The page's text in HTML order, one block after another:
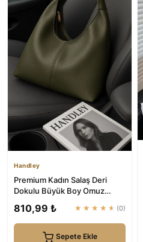
Handley
Premium Kadın Salaş Deri
Dokulu Büyük Boy Omuz
810,99 ₺ ★★★★★ (0)
Sepete Ekle